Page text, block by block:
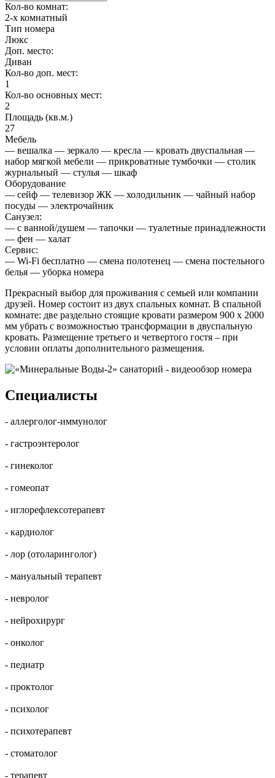
Кол-во комнат:
2-х комнатный
Тип номера
Люкс
Доп. место:
Диван
Кол-во доп. мест:
1
Кол-во основных мест:
2
Площадь (кв.м.)
27
Мебель
— вешалка — зеркало — кресла — кровать двуспальная —
набор мягкой мебели — прикроватные тумбочки — столик
журнальный — стулья — шкаф
Оборудование
— сейф — телевизор ЖК — холодильник — чайный набор
посуды — электрочайник
Санузел:
— с ванной/душем — тапочки — туалетные принадлежности
— фен — халат
Сервис:
— Wi-Fi бесплатно — смена полотенец — смена постельного
белья — уборка номера
Прекрасный выбор для проживания с семьей или компании
друзей. Номер состоит из двух спальных комнат. В спальной
комнате: две раздельно стоящие кровати размером 900 х 2000
мм убрать с возможностью трансформации в двуспальную
кровать. Размещение третьего и четвертого гостя – при
условии оплаты дополнительного размещения.
Специалисты
- аллерголог-иммунолог
- гастроэнтеролог
- гинеколог
- гомеопат
- иглорефлексотерапевт
- кардиолог
- лор (отоларинголог)
- мануальный терапевт
- невролог
- нейрохирург
- онколог
- педиатр
- проктолог
- психолог
- психотерапевт
- стоматолог
- терапевт